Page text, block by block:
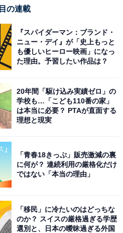
なども備わっており、お花見
なると園内が一面ピンク色
です。動物園や遊具広場も
日中楽しめます。池の周り
ちがよく、春のお出かけに
ます」（40代男性／北海
スポットだから」（30代女
の連載
『スパイダーマン：ブランド・
ニュー・デイ』が「史上もっと
も優しいヒーロー映画」になっ
た理由。予習したい作品は？
20年間「駆け込み実績ゼロ」の
学校も…「こども110番の家」
は本当に必要？ PTAが直面する
理想と現実
「青春18きっぷ」販売激減の裏
に何が？ 連続利用の厳格化だけ
ではない「本当の理由」
「移民」に冷たいのはどっちな
のか？ スイスの厳格過ぎる学歴
選別と、日本の曖昧過ぎる外国